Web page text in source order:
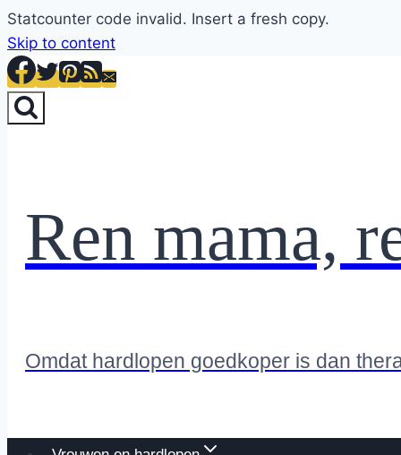
Statcounter code invalid. Insert a fresh copy.
Skip to content
Ren mama,
Omdat hardlopen goedkoper is dan